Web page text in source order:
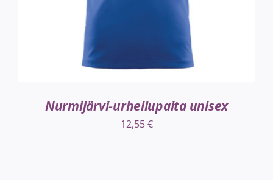
Nurmijärvi-urheilupaita unisex
12,55€